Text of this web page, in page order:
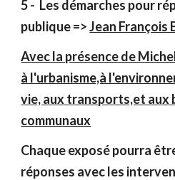
5 - Les démarches pour
publique =>Jean François
Avec la présence de
à l'urbanisme,à
vie, aux transports,et aux
communaux
Chaque exposé pourra
réponses avec les